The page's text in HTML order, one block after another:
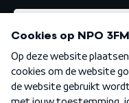
Algemene voorwaarden